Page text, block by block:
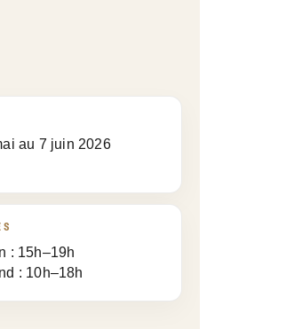
au 7 juin 2026
: 15h–19h
: 10h–18h